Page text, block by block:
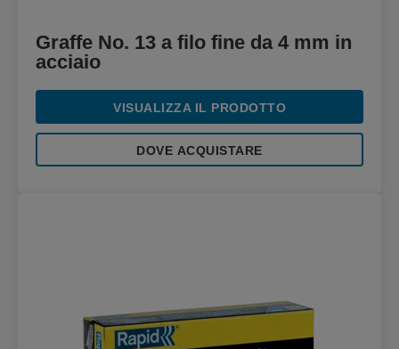
Graffe No. 13 a filo fine da 4 mm in
acciaio
VISUALIZZA IL PRODOTTO
DOVE ACQUISTARE